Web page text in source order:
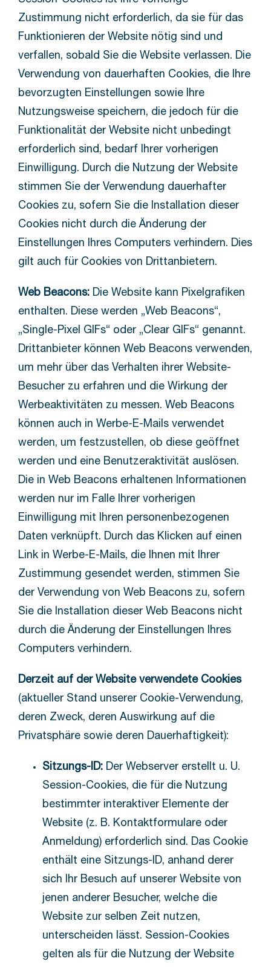
Zustimmung nicht erforderlich, da sie für das
Funktionieren der Website nötig sind und
verfallen, sobald Sie die Website verlassen. Die
Verwendung von dauerhaften Cookies, die Ihre
bevorzugten Einstellungen sowie Ihre
Nutzungsweise speichern, die jedoch für die
Funktionalität der Website nicht unbedingt
erforderlich sind, bedarf Ihrer vorherigen
Einwilligung. Durch die Nutzung der Website
stimmen Sie der Verwendung dauerhafter
Cookies zu, sofern Sie die Installation dieser
Cookies nicht durch die Änderung der
Einstellungen Ihres Computers verhindern. Dies
gilt auch für Cookies von Drittanbietern.
Web Beacons:Die Website kann Pixelgrafiken
enthalten. Diese werden „Web Beacons“,
„Single-Pixel GIFs“ oder „Clear GIFs“ genannt.
Drittanbieter können Web Beacons verwenden,
um mehr über das Verhalten ihrer Website-
Besucher zu erfahren und die Wirkung der
Werbeaktivitäten zu messen. Web Beacons
können auch in Werbe-E-Mails verwendet
werden, um festzustellen, ob diese geöffnet
werden und eine Benutzeraktivität auslösen.
Die in Web Beacons erhaltenen Informationen
werden nur im Falle Ihrer vorherigen
Einwilligung mit Ihren personenbezogenen
Daten verknüpft. Durch das Klicken auf einen
Link in Werbe-E-Mails, die Ihnen mit Ihrer
Zustimmung gesendet werden, stimmen Sie
der Verwendung von Web Beacons zu, sofern
Sie die Installation dieser Web Beacons nicht
durch die Änderung der Einstellungen Ihres
Computers verhindern.
Derzeit auf der Website verwendete Cookies
(aktueller Stand unserer Cookie-Verwendung,
deren Zweck, deren Auswirkung auf die
Privatsphäre sowie deren Dauerhaftigkeit):
Sitzungs-ID:Der Webserver erstellt u. U.
Session-Cookies, die für die Nutzung
bestimmter interaktiver Elemente der
Website (z. B. Kontaktformulare oder
Anmeldung) erforderlich sind. Das Cookie
enthält eine Sitzungs-ID, anhand derer
sich Ihr Besuch auf unserer Website von
jenen anderer Besucher, welche die
Website zur selben Zeit nutzen,
unterscheiden lässt. Session-Cookies
gelten als für die Nutzung der Website